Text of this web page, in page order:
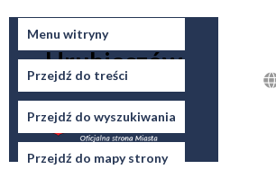
Menu witryny
Przejdź do treści
Przejdź do wyszukiwania
Przejdź do mapy strony
Miasto
Hrubieszów